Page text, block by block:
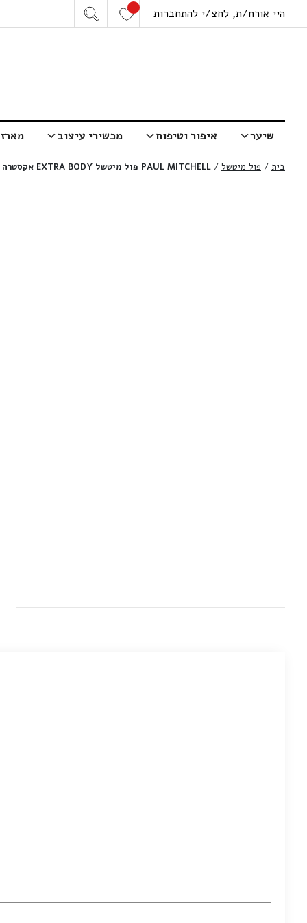
היי אורח/ת, לחצ/י להתחברות
שיער איפור וטיפוח מכשירי עיצוב
בית / פול מיטשל / PAUL MITCHELL פול מיטשל EXTRA BODY אקסטרה בודי מרכך לשיער דק מעניק נפח | 1000 מ”ל